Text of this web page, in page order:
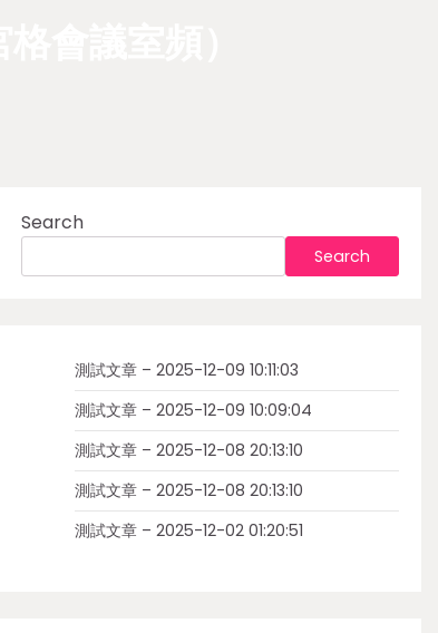
Search
Search
測試文章 – 2025-12-09 10:11:03
測試文章 – 2025-12-09 10:09:04
測試文章 – 2025-12-08 20:13:10
測試文章 – 2025-12-08 20:13:10
測試文章 – 2025-12-02 01:20:51